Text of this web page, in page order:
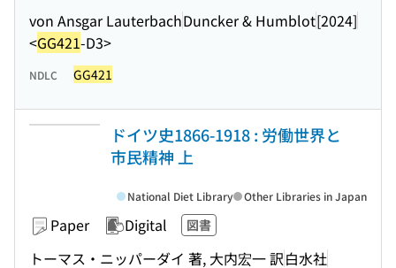
von Ansgar LauterbachDuncker & Humblot[2024]
<GG421-D3>
NDLC GG421
ドイツ史1866-1918 : 労働世界と
市民精神 上
Paper Digital 図書
トーマス・ニッパーダイ 著, 大内宏一 訳白水社
National Diet Library Other Libraries in Japan